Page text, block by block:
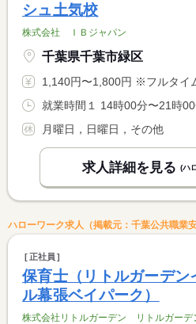
シュ土気校
株式会社 ＩＢジャパン
千葉県千葉市緑区
1,140円〜1,800円 ※フルタイム求人の場合は月額（換算額）
月曜日，日曜日，その他
求人詳細を見る (ハ
ハローワーク求人（掲載元：千葉公共職業安
正社員
保育士（リトルガーデン
ル幕張ベイパーク）
株式会社リトルガーデン リトルガーデ